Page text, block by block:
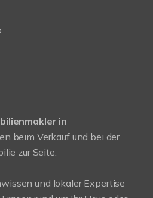
in
beim Verkauf und bei der
zur Seite.
und lokaler Expertise